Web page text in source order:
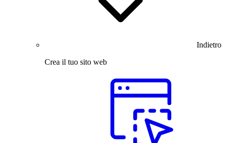
Indietro
Crea il tuo sito web